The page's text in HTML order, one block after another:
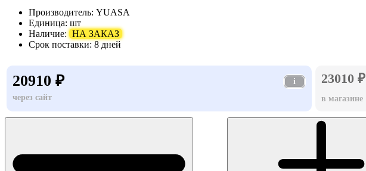
Производитель: YUASA
Единица: шт
Наличие: НА ЗАКАЗ
Срок поставки: 8 дней
20910 ₽
i
через сайт
23010 ₽
в магазине